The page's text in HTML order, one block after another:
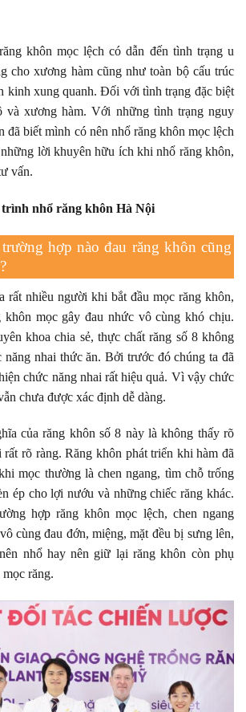
khôn mọc lệch có dẫn đến tình trạng u
cho xương hàm cũng như toàn bộ cấu trúc
kinh xung quanh. Đối với tình trạng đặc biệt
và xương hàm. Với những tình trạng nguy
đã biết mình có nên nhổ răng khôn mọc lệch
lời khuyên hữu ích khi nhổ răng khôn,
vấn.
nhổ răng khôn Hà Nội
hợp nào đau răng khôn cũng
rất nhiều người khi bắt đầu mọc răng khôn,
khôn mọc gây đau nhức vô cùng khó chịu.
khoa chia sẻ, thực chất răng số 8 không
nhai thức ăn. Bởi trước đó chúng ta đã
chức năng nhai rất hiệu quả. Vì vậy chức
chưa được xác định dễ dàng.
của răng khôn số 8 này là không thấy rõ
rõ ràng. Răng khôn phát triển khi hàm đã
mọc thường là chen ngang, tìm chỗ trống
ép cho lợi nướu và những chiếc răng khác.
hợp răng khôn mọc lệch, chen ngang
cùng đau đớn, miệng, mặt đều bị sưng lên,
nhổ hay nên giữ lại răng khôn còn phụ
răng.